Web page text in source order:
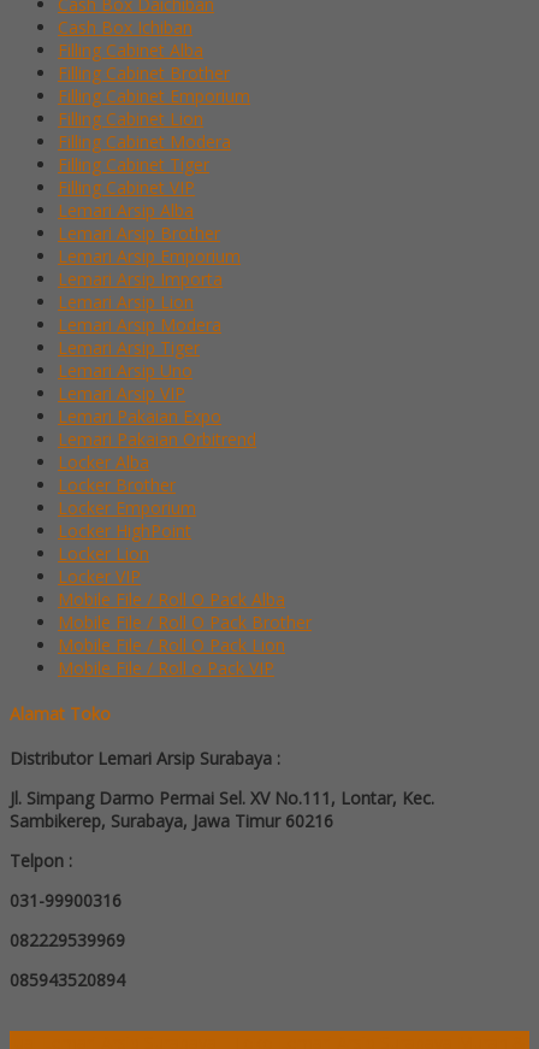
Cash Box Ichiban
Filling Cabinet Alba
Filling Cabinet Brother
Filling Cabinet Emporium
Filling Cabinet Lion
Filling Cabinet Modera
Filling Cabinet Tiger
Filling Cabinet VIP
Lemari Arsip Alba
Lemari Arsip Brother
Lemari Arsip Emporium
Lemari Arsip Importa
Lemari Arsip Lion
Lemari Arsip Modera
Lemari Arsip Tiger
Lemari Arsip Uno
Lemari Arsip VIP
Lemari Pakaian Expo
Lemari Pakaian Orbitrend
Locker Alba
Locker Brother
Locker Emporium
Locker HighPoint
Locker Lion
Locker VIP
Mobile File / Roll O Pack Alba
Mobile File / Roll O Pack Brother
Mobile File / Roll O Pack Lion
Mobile File / Roll o Pack VIP
Alamat Toko
Distributor Lemari Arsip Surabaya :
Jl. Simpang Darmo Permai Sel. XV No.111, Lontar, Kec.
Sambikerep, Surabaya, Jawa Timur 60216
Telpon :
031-99900316
082229539969
085943520894